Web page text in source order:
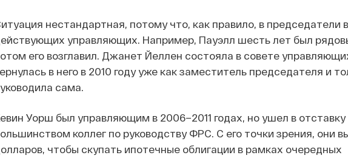
нестандартная, потому что, как правило, в председатели
управляющих. Например, Пауэлл шесть лет был
его возглавил. Джанет Йеллен состояла в совете
в него в 2010 году уже как заместитель председателя и
сама.
Уорш был управляющим в 2006–2011 годах, но ушел в отставку
коллег по руководству ФРС. С его точки зрения, они
чтобы скупать ипотечные облигации в рамках очередных